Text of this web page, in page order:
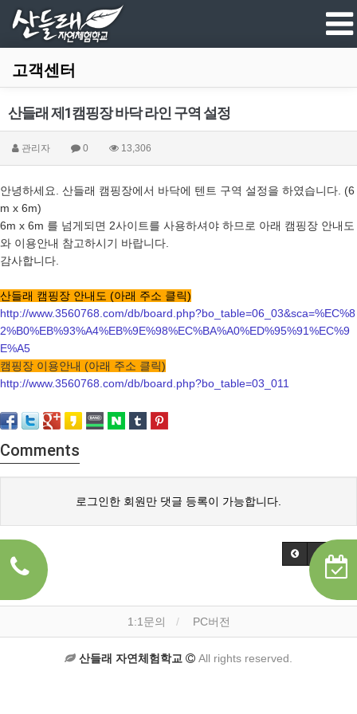
고객센터
산들래 제1캠핑장 바닥 라인 구역 설정
관리자 0 13,306
안녕하세요. 산들래 캠핑장에서 바닥에 텐트 구역 설정을 하였습니다. (6
m x 6m)
6m x 6m 를 넘게되면 2사이트를 사용하셔야 하므로 아래 캠핑장 안내도
와 이용안내 참고하시기 바랍니다.
감사합니다.
산들래 캠핑장 안내도 (아래 주소 클릭)
http://www.3560768.com/db/board.php?bo_table=06_03&sca=%EC%8
2%B0%EB%93%A4%EB%9E%98%EC%BA%A0%ED%95%91%EC%9
E%A5
캠핑장 이용안내 (아래 주소 클릭)
http://www.3560768.com/db/board.php?bo_table=03_011
Comments
로그인한 회원만 댓글 등록이 가능합니다.
1:1문의 PC버전
산들래 자연체험학교 All rights reserved.